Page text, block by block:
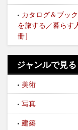
カタログ＆ブッ
を旅する／暮らす
冊］
ジャンルで見る
美術
写真
建築